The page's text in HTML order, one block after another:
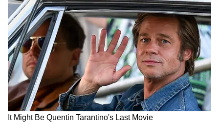
সে সাসপেন্ড হবে', বিজেপি নেতাদের কড়া
বার্তা দিলীপের
Suvendu Adhikari: ভবানীপুরের গুরুদ্বারে
গিয়ে বড় কথা মুখ্যমন্ত্রী শুভেন্দুর, হৃদয়
ছুঁলেন শিখদের